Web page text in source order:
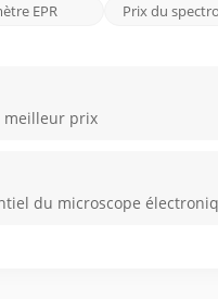
EPR Prix ​​du
meilleur prix
du microscope